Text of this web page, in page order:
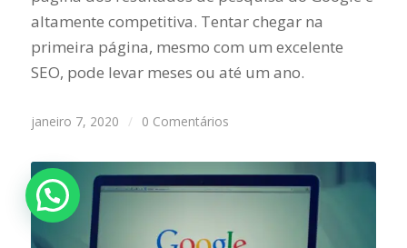
altamente competitiva. Tentar chegar na
primeira página, mesmo com um excelente
SEO, pode levar meses ou até um ano.
janeiro 7, 2020 / 0 Comentários